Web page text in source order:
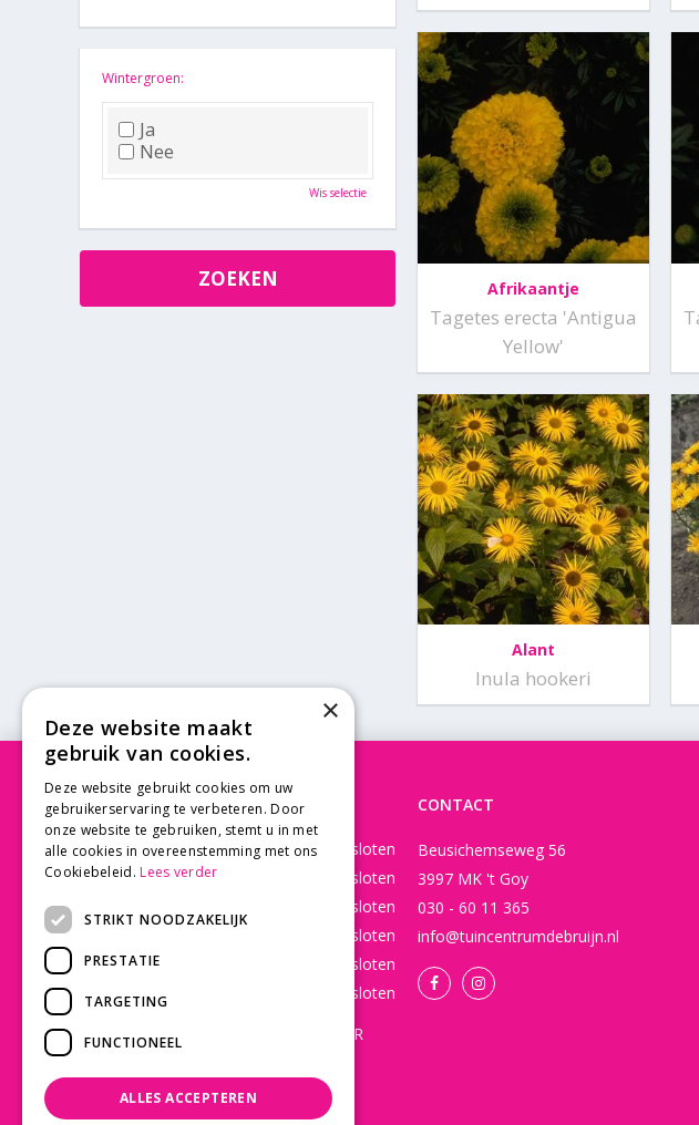
Afrikaantje
Tagetes erecta 'Antigua
Yellow'
Alant
Inula hookeri
Roze
Zwart
Wintergroen:
Ja
Nee
Wis selectie
OPENINGSTIJDEN
Maandag
Gesloten
Dinsdag
Gesloten
Gesloten
Gesloten
Vrijdag
Gesloten
Zaterdag
Gesloten
WEBSHOP OPEN 24/7 365 DAGEN PER
DAGELIJKS VERZONDEN!
CONTACT
Beusichemseweg 56
3997 MK 't Goy
030 - 60 11 365
info@tuincentrumdebruijn.nl
×
Deze website maakt
gebruik van cookies.
Deze website gebruikt cookies om uw
gebruikerservaring te verbeteren. Door
onze website te gebruiken, stemt u in met
alle cookies in overeenstemming met ons
Cookiebeleid. Lees verder
STRIKT NOODZAKELIJK
PRESTATIE
TARGETING
FUNCTIONEEL
ALLES ACCEPTEREN